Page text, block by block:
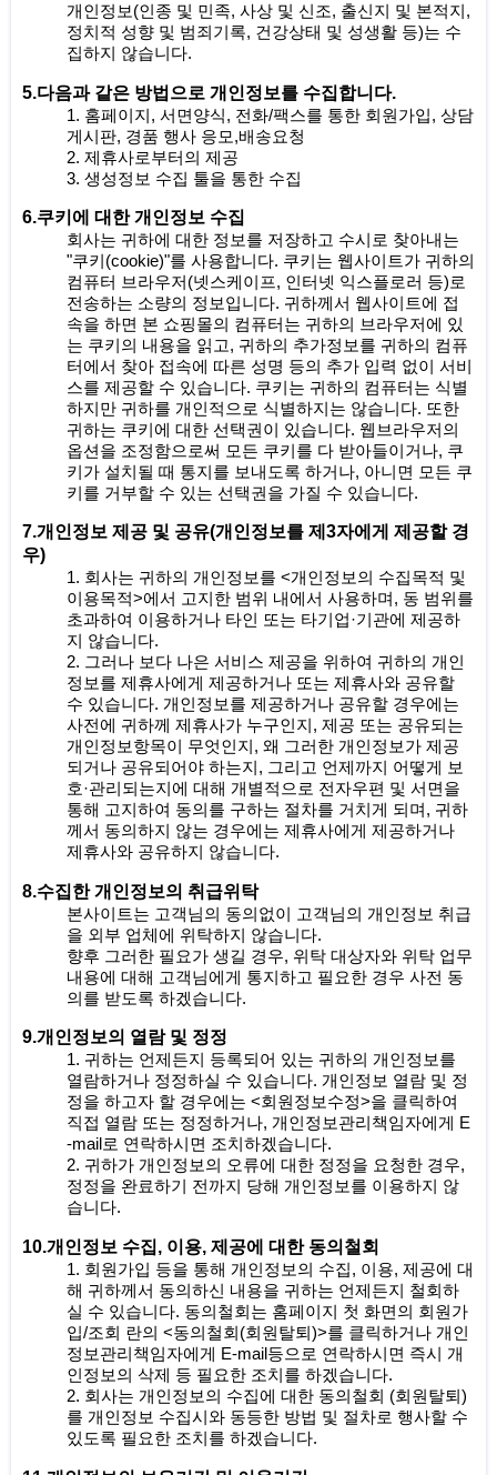
개인정보(인종 및 민족, 사상 및 신조, 출신지 및 본적지,
정치적 성향 및 범죄기록, 건강상태 및 성생활 등)는 수
집하지 않습니다.
5.다음과 같은 방법으로 개인정보를 수집합니다.
1. 홈페이지, 서면양식, 전화/팩스를 통한 회원가입, 상담
게시판, 경품 행사 응모,배송요청
2. 제휴사로부터의 제공
3. 생성정보 수집 툴을 통한 수집
6.쿠키에 대한 개인정보 수집
회사는 귀하에 대한 정보를 저장하고 수시로 찾아내는
"쿠키(cookie)"를 사용합니다. 쿠키는 웹사이트가 귀하의
컴퓨터 브라우저(넷스케이프, 인터넷 익스플로러 등)로
전송하는 소량의 정보입니다. 귀하께서 웹사이트에 접
속을 하면 본 쇼핑몰의 컴퓨터는 귀하의 브라우저에 있
는 쿠키의 내용을 읽고, 귀하의 추가정보를 귀하의 컴퓨
터에서 찾아 접속에 따른 성명 등의 추가 입력 없이 서비
스를 제공할 수 있습니다. 쿠키는 귀하의 컴퓨터는 식별
하지만 귀하를 개인적으로 식별하지는 않습니다. 또한
귀하는 쿠키에 대한 선택권이 있습니다. 웹브라우저의
옵션을 조정함으로써 모든 쿠키를 다 받아들이거나, 쿠
키가 설치될 때 통지를 보내도록 하거나, 아니면 모든 쿠
키를 거부할 수 있는 선택권을 가질 수 있습니다.
7.개인정보 제공 및 공유(개인정보를 제3자에게 제공할 경
우)
1. 회사는 귀하의 개인정보를 <개인정보의 수집목적 및
이용목적>에서 고지한 범위 내에서 사용하며, 동 범위를
초과하여 이용하거나 타인 또는 타기업·기관에 제공하
지 않습니다.
2. 그러나 보다 나은 서비스 제공을 위하여 귀하의 개인
정보를 제휴사에게 제공하거나 또는 제휴사와 공유할
수 있습니다. 개인정보를 제공하거나 공유할 경우에는
사전에 귀하께 제휴사가 누구인지, 제공 또는 공유되는
개인정보항목이 무엇인지, 왜 그러한 개인정보가 제공
되거나 공유되어야 하는지, 그리고 언제까지 어떻게 보
호·관리되는지에 대해 개별적으로 전자우편 및 서면을
통해 고지하여 동의를 구하는 절차를 거치게 되며, 귀하
께서 동의하지 않는 경우에는 제휴사에게 제공하거나
제휴사와 공유하지 않습니다.
8.수집한 개인정보의 취급위탁
본사이트는 고객님의 동의없이 고객님의 개인정보 취급
을 외부 업체에 위탁하지 않습니다.
향후 그러한 필요가 생길 경우, 위탁 대상자와 위탁 업무
내용에 대해 고객님에게 통지하고 필요한 경우 사전 동
의를 받도록 하겠습니다.
9.개인정보의 열람 및 정정
1. 귀하는 언제든지 등록되어 있는 귀하의 개인정보를
열람하거나 정정하실 수 있습니다. 개인정보 열람 및 정
정을 하고자 할 경우에는 <회원정보수정>을 클릭하여
직접 열람 또는 정정하거나, 개인정보관리책임자에게 E
-mail로 연락하시면 조치하겠습니다.
2. 귀하가 개인정보의 오류에 대한 정정을 요청한 경우,
정정을 완료하기 전까지 당해 개인정보를 이용하지 않
습니다.
10.개인정보 수집, 이용, 제공에 대한 동의철회
1. 회원가입 등을 통해 개인정보의 수집, 이용, 제공에 대
해 귀하께서 동의하신 내용을 귀하는 언제든지 철회하
실 수 있습니다. 동의철회는 홈페이지 첫 화면의 회원가
입/조회 란의 <동의철회(회원탈퇴)>를 클릭하거나 개인
정보관리책임자에게 E-mail등으로 연락하시면 즉시 개
인정보의 삭제 등 필요한 조치를 하겠습니다.
2. 회사는 개인정보의 수집에 대한 동의철회 (회원탈퇴)
를 개인정보 수집시와 동등한 방법 및 절차로 행사할 수
있도록 필요한 조치를 하겠습니다.